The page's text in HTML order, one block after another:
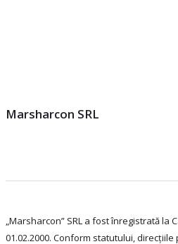
Marsharcon SRL
„Marsharcon” SRL a fost înregistrată la
01.02.2000. Conform statutului,